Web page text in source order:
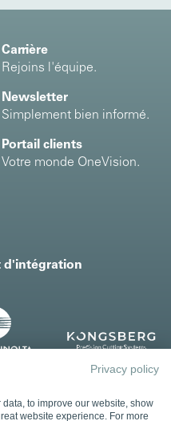
Carrière
Rejoins l'équipe.
Newsletter
Simplement bien informé.
Portail clients
Votre monde OneVision.
d'intégration
Privacy policy
to improve our website, show
website experience. For more